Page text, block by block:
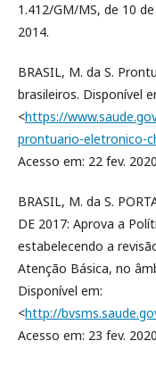
1.412/GM/MS, de 10
2014.
BRASIL, M. da S.
brasileiros. Disponível
<https://
prontuario-eletronico-
Acesso em: 22 fev.
BRASIL, M. da S.
DE 2017: Aprova a
estabelecendo a
Atenção Básica, no
Disponível em:
<http://
Acesso em: 23 fev.